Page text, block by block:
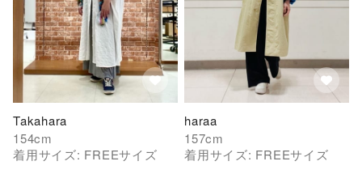
Takahara
154cm
着用サイズ: FREEサイズ
haraa
157cm
着用サイズ: FREEサイズ